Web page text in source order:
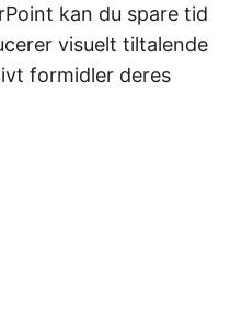
kan du spare tid
visuelt tiltalende
formidler deres